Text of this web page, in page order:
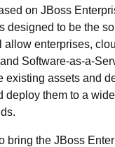
on JBoss
designed to be the
allow enterprises,
Software-as-a-
existing assets and
deploy them to a
bring the JBoss